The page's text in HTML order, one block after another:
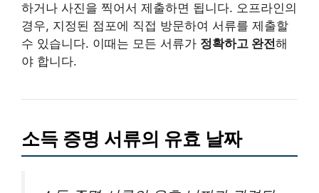
하거나 사진을 찍어서 제출하면 됩니다. 오프라인의
경우, 지정된 점포에 직접 방문하여 서류를 제출할
수 있습니다. 이때는 모든 서류가 정확하고 완전해
야 합니다.
소득 증명 서류의 유효 날짜